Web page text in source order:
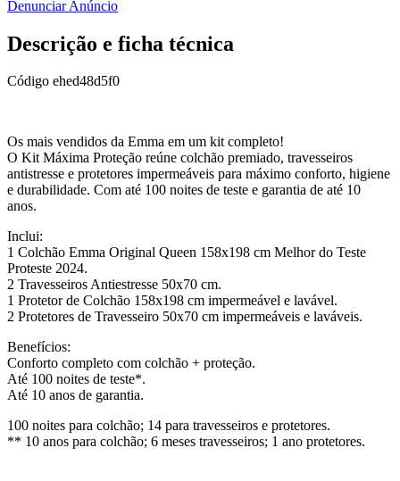
Denunciar Anúncio
Descrição e ficha técnica
Código ehed48d5f0
Os mais vendidos da Emma em um kit completo!
O Kit Máxima Proteção reúne colchão premiado, travesseiros
antistresse e protetores impermeáveis para máximo conforto, higiene
e durabilidade. Com até 100 noites de teste e garantia de até 10
anos.
Inclui:
1 Colchão Emma Original Queen 158x198 cm Melhor do Teste
Proteste 2024.
2 Travesseiros Antiestresse 50x70 cm.
1 Protetor de Colchão 158x198 cm impermeável e lavável.
2 Protetores de Travesseiro 50x70 cm impermeáveis e laváveis.
Benefícios:
Conforto completo com colchão + proteção.
Até 100 noites de teste*.
Até 10 anos de garantia.
100 noites para colchão; 14 para travesseiros e protetores.
** 10 anos para colchão; 6 meses travesseiros; 1 ano protetores.